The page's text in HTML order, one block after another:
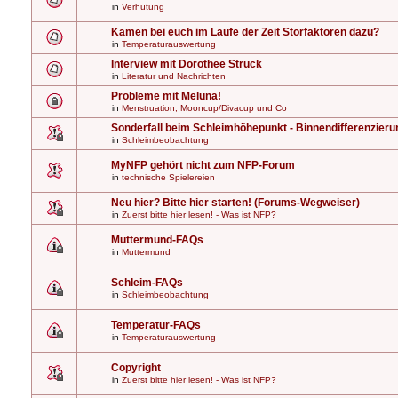
in Verhütung
Kamen bei euch im Laufe der Zeit Störfaktoren dazu?
in Temperaturauswertung
Interview mit Dorothee Struck
in Literatur und Nachrichten
Probleme mit Meluna!
in Menstruation, Mooncup/Divacup und Co
Sonderfall beim Schleimhöhepunkt -
in Schleimbeobachtung
MyNFP gehört nicht zum NFP-Forum
in technische Spielereien
Neu hier? Bitte hier starten! (Forums-Wegweiser)
in Zuerst bitte hier lesen! - Was ist NFP?
Muttermund-FAQs
in Muttermund
Schleim-FAQs
in Schleimbeobachtung
Temperatur-FAQs
in Temperaturauswertung
Copyright
in Zuerst bitte hier lesen! - Was ist NFP?